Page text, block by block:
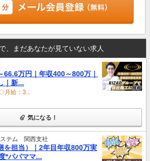
、まだあなたが見ていない求人
66.6万円｜年収400～800万｜
｜新...
給：3...
気になる！
ステム 関西支社
を担当）｜2年目年収800万実
*パパママ...